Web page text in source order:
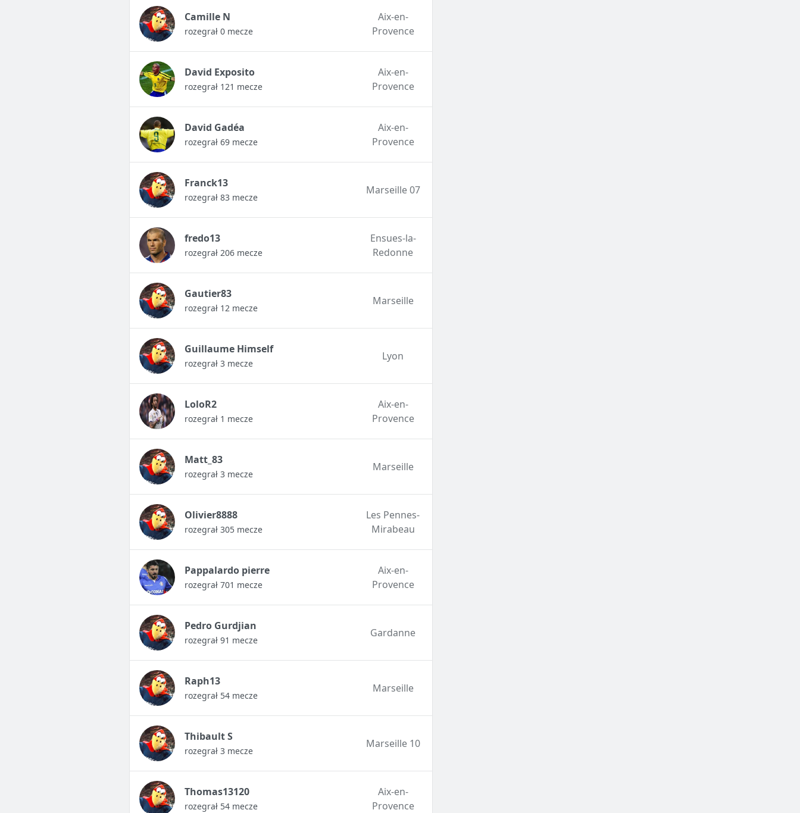
Camille N
rozegrał 0 mecze
Aix-en-
Provence
David Exposito
rozegrał 121 mecze
Aix-en-
Provence
David Gadéa
rozegrał 69 mecze
Aix-en-
Provence
Franck13
rozegrał 83 mecze
Marseille 07
fredo13
rozegrał 206 mecze
Ensues-la-
Redonne
Gautier83
rozegrał 12 mecze
Marseille
Guillaume Himself
rozegrał 3 mecze
Lyon
LoloR2
rozegrał 1 mecze
Aix-en-
Provence
Matt_83
rozegrał 3 mecze
Marseille
Olivier8888
rozegrał 305 mecze
Les Pennes-
Mirabeau
Pappalardo pierre
rozegrał 701 mecze
Aix-en-
Provence
Pedro Gurdjian
rozegrał 91 mecze
Gardanne
Raph13
rozegrał 54 mecze
Marseille
Thibault S
rozegrał 3 mecze
Marseille 10
Thomas13120
rozegrał 54 mecze
Aix-en-
Provence